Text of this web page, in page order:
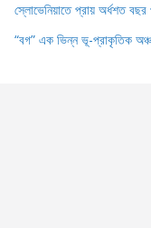
স্লোভেনিয়াতে প্রায় অর্ধশত
“বগ” এক ভিন্ন ভূ-প্রাকৃতিক